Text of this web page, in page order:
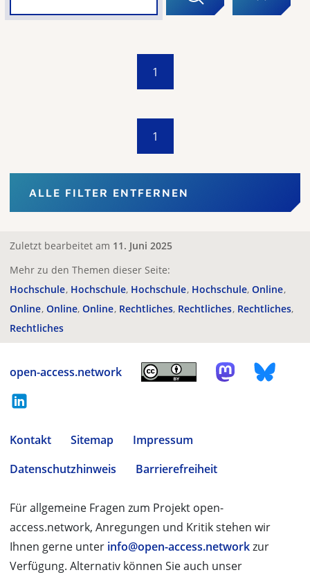
1
1
ALLE FILTER ENTFERNEN
Zuletzt bearbeitet am 11. Juni 2025
Mehr zu den Themen dieser Seite:
Hochschule Hochschule Hochschule Hochschule Online
Online Online Online Rechtliches Rechtliches Rechtliches
Rechtliches
open-access.network
Kontakt Sitemap
Impressum
Datenschutzhinweis
Barrierefreiheit
Für allgemeine Fragen zum Projekt open-
access.network, Anregungen und Kritik stehen wir
Ihnen gerne unter info@open-access.networkzur
Verfügung. Alternativ können Sie auch unser